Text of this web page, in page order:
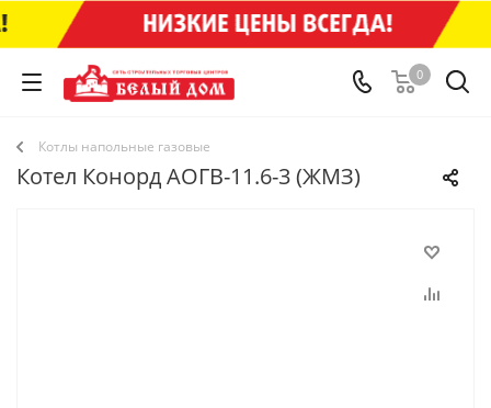
0
Котлы напольные газовые
Котел Конорд АОГВ-11.6-3 (ЖМЗ)